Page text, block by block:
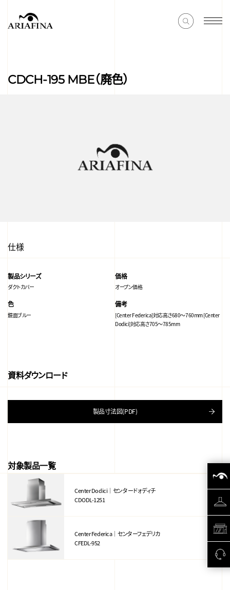
CDCH-195 MBE（廃色）
仕様
製品シリーズ
ダクトカバー
価格
オープン価格
色
鏡面ブルー
備考
[Center Federica]対応高さ680～760mm [Center
Dodici]対応高さ705～785mm
資料ダウンロード
製品寸法図(PDF)
対象製品一覧
Center Dodici｜センタードォディチ
CDODL-1251
Center Federica｜センターフェデリカ
CFEDL-952